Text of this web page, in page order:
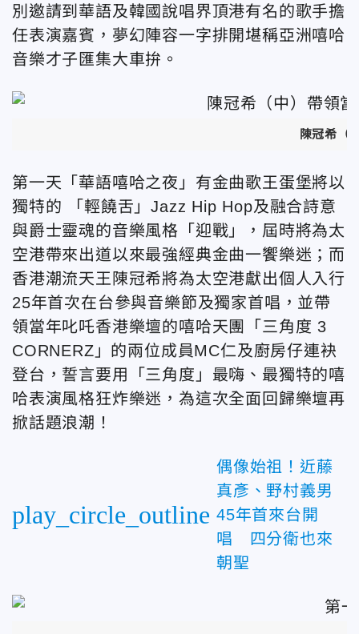
別邀請到華語及韓國說唱界頂港有名的歌手擔
任表演嘉賓，夢幻陣容一字排開堪稱亞洲嘻哈
音樂才子匯集大車拚。
陳冠希（
第一天「華語嘻哈之夜」有金曲歌王蛋堡將以
獨特的 「輕饒舌」Jazz Hip Hop及融合詩意
與爵士靈魂的音樂風格「迎戰」，屆時將為太
空港帶來出道以來最強經典金曲一饗樂迷；而
香港潮流天王陳冠希將為太空港獻出個人入行
25年首次在台參與音樂節及獨家首唱，並帶
領當年叱吒香港樂壇的嘻哈天團「三角度 3
CORNERZ」的兩位成員MC仁及廚房仔連袂
登台，誓言要用「三角度」最嗨、最獨特的嘻
哈表演風格狂炸樂迷，為這次全面回歸樂壇再
掀話題浪潮！
play_circle_outline
偶像始祖！近藤
真彥、野村義男
45年首來台開
唱 四分衛也來
朝聖